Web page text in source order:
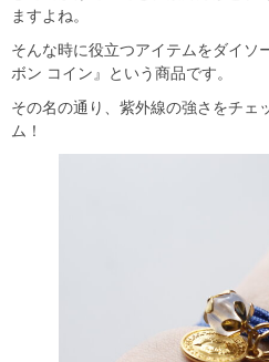
ますよね。
そんな時に役立つアイテムをダイソ
ボン コイン』という商品です。
その名の通り、紫外線の強さをチェ
ム！